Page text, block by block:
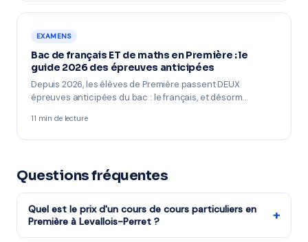
EXAMENS
Bac de français ET de maths en Première : le
guide 2026 des épreuves anticipées
Depuis 2026, les élèves de Première passent DEUX
épreuves anticipées du bac : le français, et désorm…
11 min de lecture
Questions fréquentes
Quel est le prix d'un cours de cours particuliers en
Première à Levallois-Perret ?
+